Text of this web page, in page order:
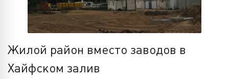
Жилой район вместо заводов в
Хайфском залив